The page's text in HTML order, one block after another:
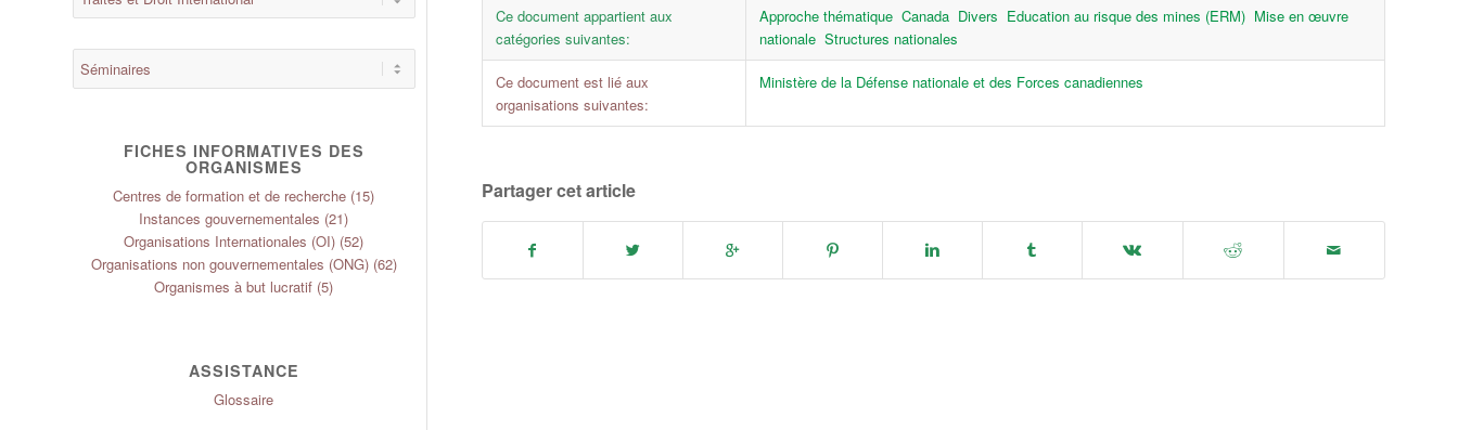
Ce document appartient aux
catégories suivantes:
Approche thématique Canada Divers Education au risque des mines (ERM) Mise en œuvre
nationale Structures nationales
Ce document est lié aux
organisations suivantes:
Ministère de la Défense nationale et des Forces canadiennes
Partager cet article
FICHES INFORMATIVES DES
ORGANISMES
Centres de formation et de recherche (15)
Instances gouvernementales (21)
Organisations Internationales (OI) (52)
Organisations non gouvernementales (ONG)(62)
Organismes à but lucratif (5)
ASSISTANCE
Glossaire